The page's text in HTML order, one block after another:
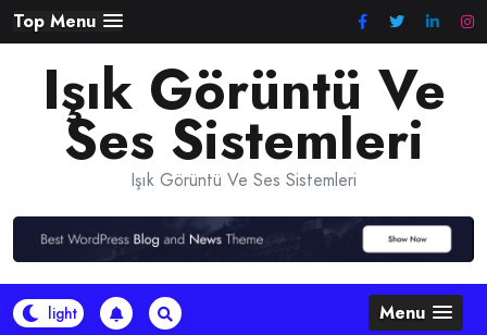
Skip
to
content
Top Menu
Işık Görüntü Ve
Ses Sistemleri
Işık Görüntü Ve Ses Sistemleri
Menu